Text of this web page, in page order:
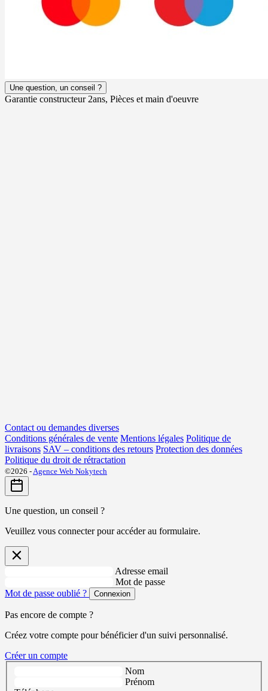
Une question, un conseil ?
Garantie constructeur 2ans, Pièces et main d'oeuvre
Contact ou demandes diverses
Conditions générales de vente Mentions légales Politique de
livraisons SAV – conditions des retours Protection des données
Politique du droit de rétractation
©2026 -Agence Web Nokytech
Une question, un conseil ?
Veuillez vous connecter pour accéder au formulaire.
Adresse email
Mot de passe
Mot de passe oublié ?
Connexion
Pas encore de compte ?
Créez votre compte pour bénéficier d'un suivi personnalisé.
Créer un compte
Nom
Prénom